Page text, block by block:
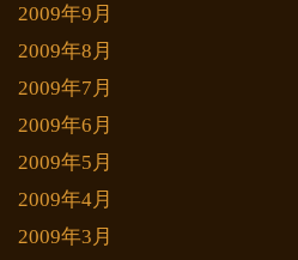
2009年9月
2009年8月
2009年7月
2009年6月
2009年5月
2009年4月
2009年3月